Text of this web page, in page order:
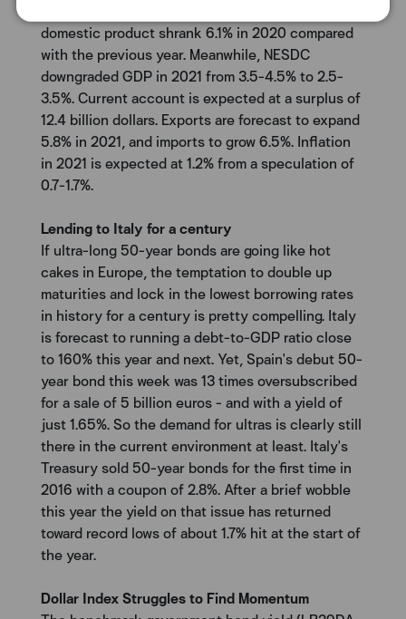
domestic product shrank 6.1% in 2020 compared
with the previous year. Meanwhile, NESDC
downgraded GDP in 2021 from 3.5-4.5% to 2.5-
3.5%. Current account is expected at a surplus of
12.4 billion dollars. Exports are forecast to expand
5.8% in 2021, and imports to grow 6.5%. Inflation
in 2021 is expected at 1.2% from a speculation of
0.7-1.7%.
Lending to Italy for a century
If ultra-long 50-year bonds are going like hot
cakes in Europe, the temptation to double up
maturities and lock in the lowest borrowing rates
in history for a century is pretty compelling. Italy
is forecast to running a debt-to-GDP ratio close
to 160% this year and next. Yet, Spain's debut 50-
year bond this week was 13 times oversubscribed
for a sale of 5 billion euros - and with a yield of
just 1.65%. So the demand for ultras is clearly still
there in the current environment at least. Italy's
Treasury sold 50-year bonds for the first time in
2016 with a coupon of 2.8%. After a brief wobble
this year the yield on that issue has returned
toward record lows of about 1.7% hit at the start of
the year.
Dollar Index Struggles to Find Momentum